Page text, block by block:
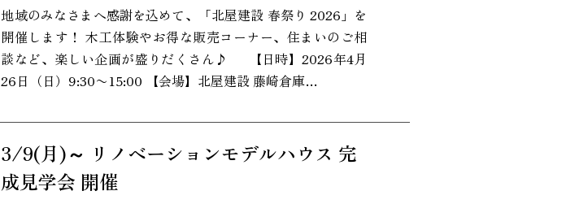
地域のみなさまへ感謝を込めて、「北屋建設 春祭り 2026」を
開催します！ 木工体験やお得な販売コーナー、住まいのご相
談など、楽しい企画が盛りだくさん♪ 【日時】2026年4月
26日（日）9:30〜15:00 【会場】北屋建設 藤崎倉庫…
3/9(月)～ リノベーションモデルハウス 完
成見学会 開催